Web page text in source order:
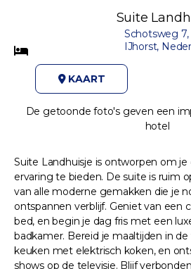
Suite
Schotsweg 7,
IJhorst,
KAART
De getoonde foto's geven een
hotel
Suite Landhuisje is ontworpen om
ervaring te bieden. De suite is ruim
van alle moderne gemakken die je
ontspannen verblijf. Geniet van een
bed, en begin je dag fris met een
badkamer. Bereid je maaltijden in
keuken met elektrisch koken, en
shows op de televisie. Blijf